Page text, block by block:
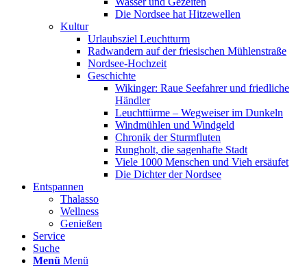
Die Nordsee hat Hitzewellen
Kultur
Urlaubsziel Leuchtturm
Radwandern auf der friesischen Mühlenstraße
Nordsee-Hochzeit
Geschichte
Wikinger: Raue Seefahrer und friedliche
Händler
Leuchttürme – Wegweiser im Dunkeln
Windmühlen und Windgeld
Chronik der Sturmfluten
Rungholt, die sagenhafte Stadt
Viele 1000 Menschen und Vieh ersäufet
Die Dichter der Nordsee
Entspannen
Thalasso
Wellness
Genießen
Service
Suche
Menü Menü